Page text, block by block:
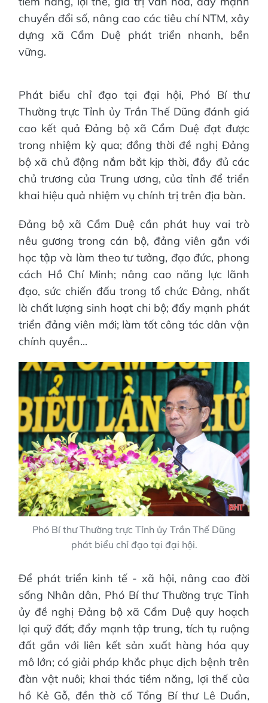
chuyển đổi số, nâng cao các tiêu chí NTM, xây
dựng xã Cẩm Duệ phát triển nhanh, bền
vững.
Phát biểu chỉ đạo tại đại hội, Phó Bí thư
Thường trực Tỉnh ủy Trần Thế Dũng đánh giá
cao kết quả Đảng bộ xã Cẩm Duệ đạt được
trong nhiệm kỳ qua; đồng thời đề nghị Đảng
bộ xã chủ động nắm bắt kịp thời, đầy đủ các
chủ trương của Trung ương, của tỉnh để triển
khai hiệu quả nhiệm vụ chính trị trên địa bàn.
Đảng bộ xã Cẩm Duệ cần phát huy vai trò
nêu gương trong cán bộ, đảng viên gắn với
học tập và làm theo tư tưởng, đạo đức, phong
cách Hồ Chí Minh; nâng cao năng lực lãnh
đạo, sức chiến đấu trong tổ chức Đảng, nhất
là chất lượng sinh hoạt chi bộ; đẩy mạnh phát
triển đảng viên mới; làm tốt công tác dân vận
chính quyền...
Phó Bí thư Thường trực Tỉnh ủy Trần Thế Dũng
phát biểu chỉ đạo tại đại hội.
Để phát triển kinh tế - xã hội, nâng cao đời
sống Nhân dân, Phó Bí thư Thường trực Tỉnh
ủy đề nghị Đảng bộ xã Cẩm Duệ quy hoạch
lại quỹ đất; đẩy mạnh tập trung, tích tụ ruộng
đất gắn với liên kết sản xuất hàng hóa quy
mô lớn; có giải pháp khắc phục dịch bệnh trên
đàn vật nuôi; khai thác tiềm năng, lợi thế của
hồ Kẻ Gỗ, đền thờ cố Tổng Bí thư Lê Duẩn,